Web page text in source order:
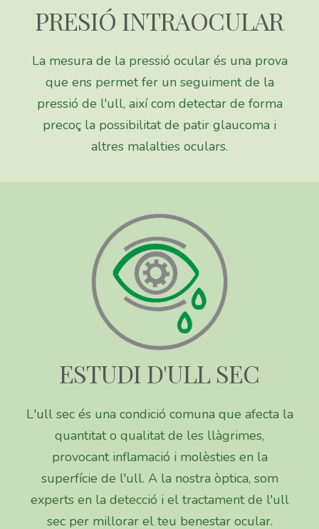
PRESIÓ INTRAOCULAR
La mesura de la pressió ocular és una prova
que ens permet fer un seguiment de la
pressió de l'ull, així com detectar de forma
precoç la possibilitat de patir glaucoma i
altres malalties oculars.
ESTUDI D'ULL SEC
L'ull sec és una condició comuna que afecta la
quantitat o qualitat de les llàgrimes,
provocant inflamació i molèsties en la
superfície de l'ull. A la nostra òptica, som
experts en la detecció i el tractament de l'ull
sec per millorar el teu benestar ocular.